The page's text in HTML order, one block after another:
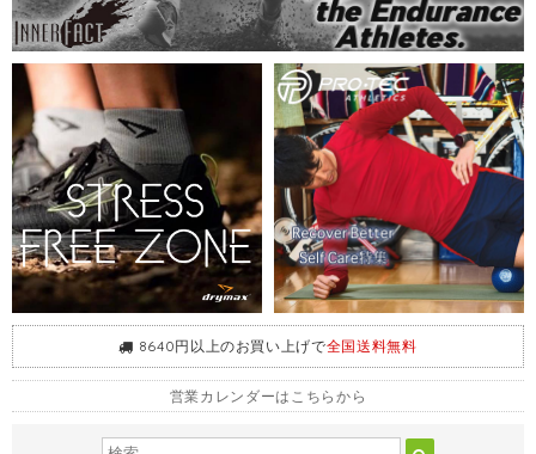
8640円以上のお買い上げで全国送料無料
営業カレンダーはこちらから